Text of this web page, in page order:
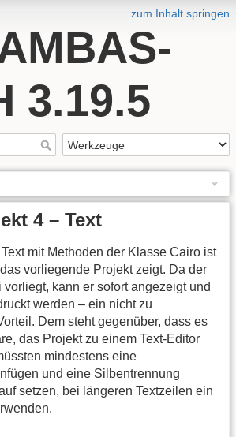
zum Inhalt springen
3.19.5
4 – Text
mit Methoden der Klasse Cairo ist
vorliegende Projekt zeigt. Da der
kann er sofort angezeigt und
werden – ein nicht zu
Dem steht gegenüber, dass es
das Projekt zu einem Text-Editor
mindestens eine
und eine Silbentrennung
setzen, bei längeren Textzeilen ein